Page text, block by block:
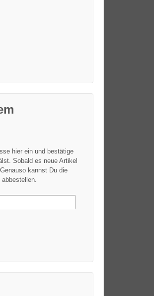
hier ein und bestätige
Sobald es neue Artikel
kannst Du die
abbestellen.